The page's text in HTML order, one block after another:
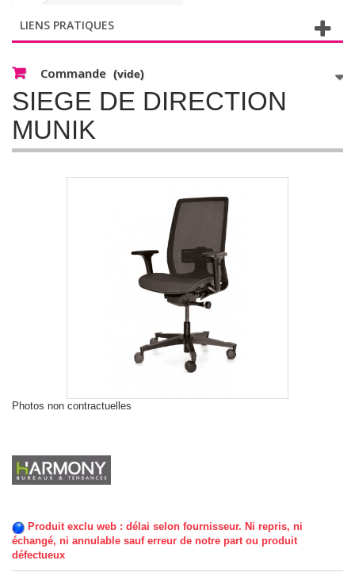
LIENS PRATIQUES
Commande (vide)
SIEGE DE DIRECTION
MUNIK
Photos non contractuelles
Produit exclu web : délai selon fournisseur. Ni repris, ni
échangé, ni annulable sauf erreur de notre part ou produit
défectueux